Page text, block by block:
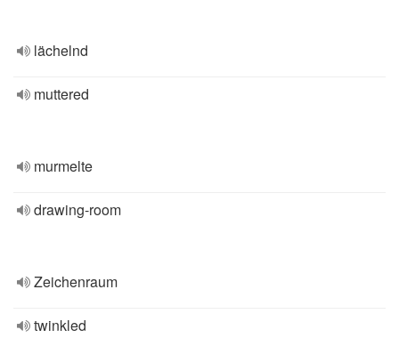
lächelnd
muttered
murmelte
drawing-room
Zeichenraum
twinkled